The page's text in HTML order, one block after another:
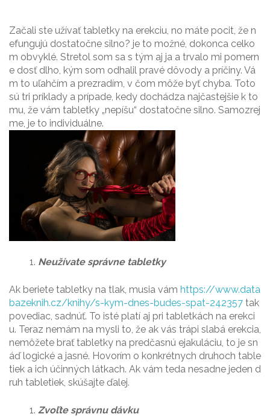
Začali ste užívať tabletky na erekciu, no máte pocit, že n
efungujú dostatočne silno? je to možné, dokonca celko
m obvyklé. Stretol som sa s tým aj ja a trvalo mi pomern
e dosť dlho, kým som odhalil pravé dôvody a príčiny. Vá
m to uľahčím a prezradím, v čom môže byť chyba. Toto
sú tri príklady a prípade, kedy dochádza najčastejšie k to
mu, že vám tabletky „nepíšu“ dostatočne silno. Samozrej
me, je to individuálne.
Neužívate správne tabletky
Ak beriete tabletky na tlak, musia vám https://www.data
bazeknih.cz/knihy/s-kym-dnes-budes-spat-242357 tak
povediac, sadnúť. To isté platí aj pri tabletkách na erekci
u. Teraz nemám na mysli to, že ak vás trápi slabá erekcia,
nemôžete brať tabletky na predčasnú ejakuláciu, to je sn
áď logické a jasné. Hovorím o konkrétnych druhoch table
tiek a ich účinných látkach. Ak vám teda nesadne jeden d
ruh tabletiek, skúšajte ďalej.
Zvoľte správnu dávku